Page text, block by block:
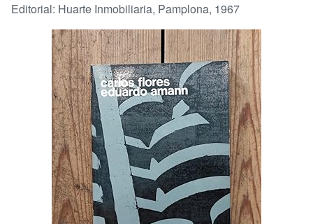
Colecciones
Libros antiguos
Arte y coleccionismo
Vendedores
Comenzar a vender
CERRAR
Editorial: Huarte Inmobiliaria, Pamplona, 1967